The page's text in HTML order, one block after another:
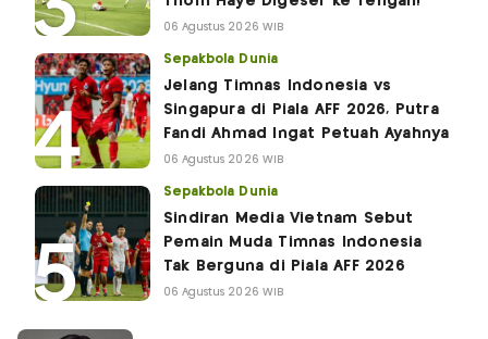
06 Agustus 2026 WIB
Sepakbola Dunia
Jelang Timnas Indonesia vs
Singapura di Piala AFF 2026, Putra
Fandi Ahmad Ingat Petuah Ayahnya
06 Agustus 2026 WIB
Sepakbola Dunia
Sindiran Media Vietnam Sebut
Pemain Muda Timnas Indonesia
Tak Berguna di Piala AFF 2026
06 Agustus 2026 WIB